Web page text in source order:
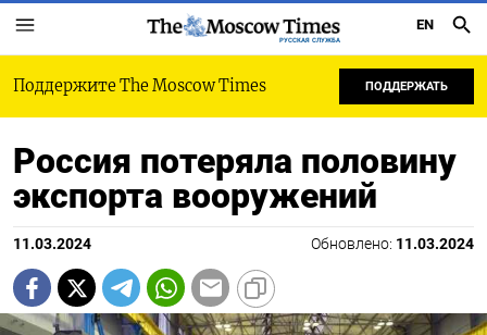
РУССКАЯ СЛУЖБА
EN
Поддержите The Moscow Times ПОДДЕРЖАТЬ
Россия потеряла половину
экспорта вооружений
11.03.2024 Обновлено: 11.03.2024